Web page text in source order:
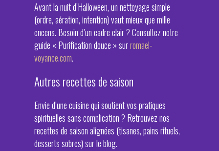
Avant la nuit d’Halloween, un nettoyage simple
(ordre, aération, intention) vaut mieux que mille
encens. Besoin d’un cadre clair ? Consultez notre
guide « Purification douce » surromael-
voyance.com.
Autres recettes de saison
Envie d’une cuisine qui soutient vos pratiques
spirituelles sans complication ? Retrouvez nos
recettes de saison alignées (tisanes, pains rituels,
desserts sobres) sur le blog.